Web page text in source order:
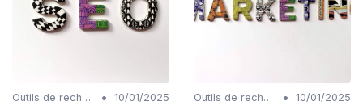
Outils de recherche de mots-clés IA •
10/01/2025
Outils de recherche de mots-clés IA •
10/01/2025